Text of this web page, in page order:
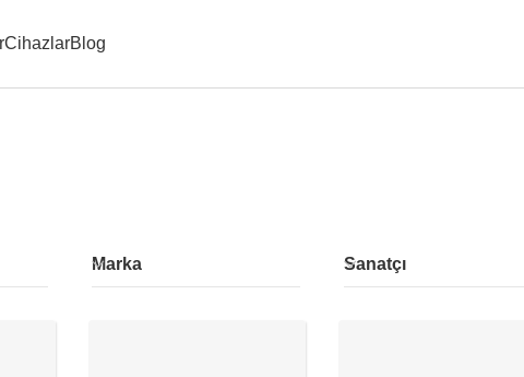
CihazlarBlog
Marka Sanatçı